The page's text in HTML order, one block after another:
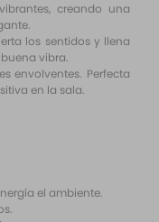
creando una
los sentidos y llena
vibra.
envolventes. Perfecta
en la sala.
el ambiente.